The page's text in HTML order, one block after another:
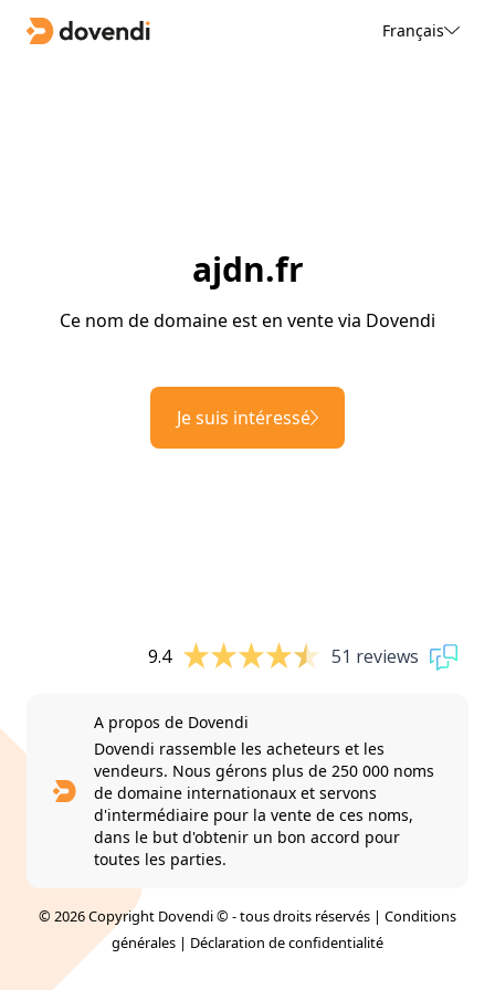
Français
ajdn.fr
Ce nom de domaine est en vente via Dovendi
Je suis intéressé
9.4 51 reviews
A propos de Dovendi
Dovendi rassemble les acheteurs et les
vendeurs. Nous gérons plus de 250 000 noms
de domaine internationaux et servons
d'intermédiaire pour la vente de ces noms,
dans le but d'obtenir un bon accord pour
toutes les parties.
© 2026 Copyright Dovendi © - tous droits réservés | Conditions
générales | Déclaration de confidentialité